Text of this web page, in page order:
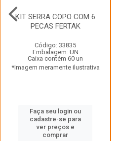
KIT SERRA COPO COM 6
PECAS FERTAK
Código: 33835
Embalagem: UN
Caixa contém 60 un
*Imagem meramente ilustrativa
Faça seu login ou
cadastre-se para
ver preços e
comprar